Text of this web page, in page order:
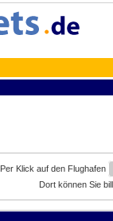
Per Klick auf den Flughafen
Dort können Sie